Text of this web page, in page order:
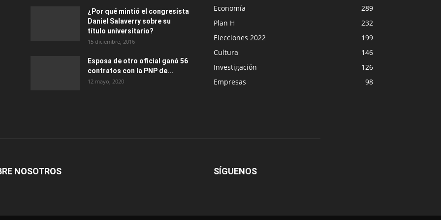
¿Por qué mintió el congresista
Daniel Salaverry sobre su
título universitario?
15 diciembre, 2016
Esposa de otro oficial ganó 56
contratos con la PNP de...
12 mayo, 2020
Economía
289
Plan H
232
Elecciones 2022
199
Cultura
146
Investigación
126
Empresas
98
NOSOTROS SÍGUENOS